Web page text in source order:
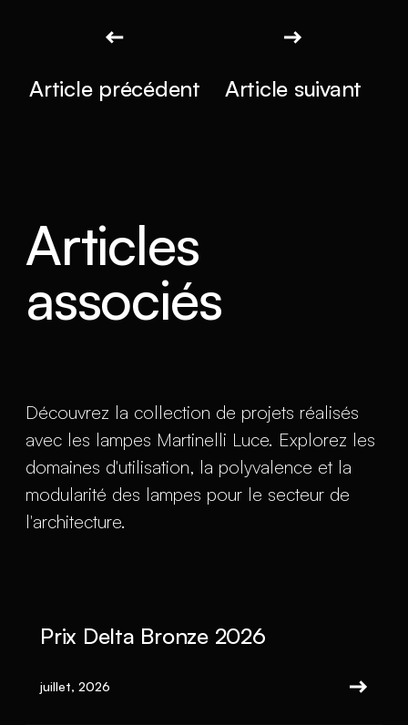
Article précédent Article suivant
Articles
associés
Découvrez la collection de projets réalisés
avec les lampes Martinelli Luce. Explorez les
domaines d'utilisation, la polyvalence et la
modularité des lampes pour le secteur de
l'architecture.
Prix Delta Bronze 2026
juillet, 2026